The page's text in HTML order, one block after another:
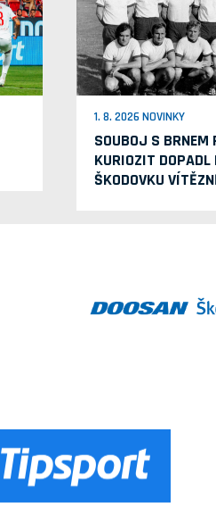
1. 8. 2026 NOVINKY
SOUBOJ S BRNEM
KURIOZIT DOPADL
ŠKODOVKU